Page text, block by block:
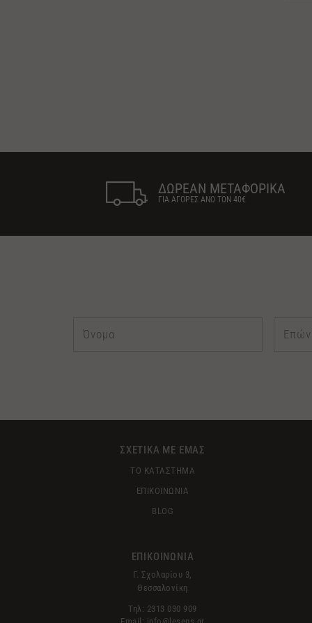
ΔΩΡΕΑΝ ΜΕΤΑΦΟΡΙΚΑ
ΓΙΑ ΑΓΟΡΕΣ ΑΝΩ ΤΩΝ 40€
ΣΧΕΤΙΚΑ ΜΕ ΕΜΑΣ
ΤΟ ΚΑΤΑΣΤΗΜΑ
ΕΠΙΚΟΙΝΩΝΙΑ
BLOG
ΕΠΙΚΟΙΝΩΝΙΑ
Γ. Σχολαρίου 3,
Θεσσαλονίκη
Τηλ: 2313 030 909